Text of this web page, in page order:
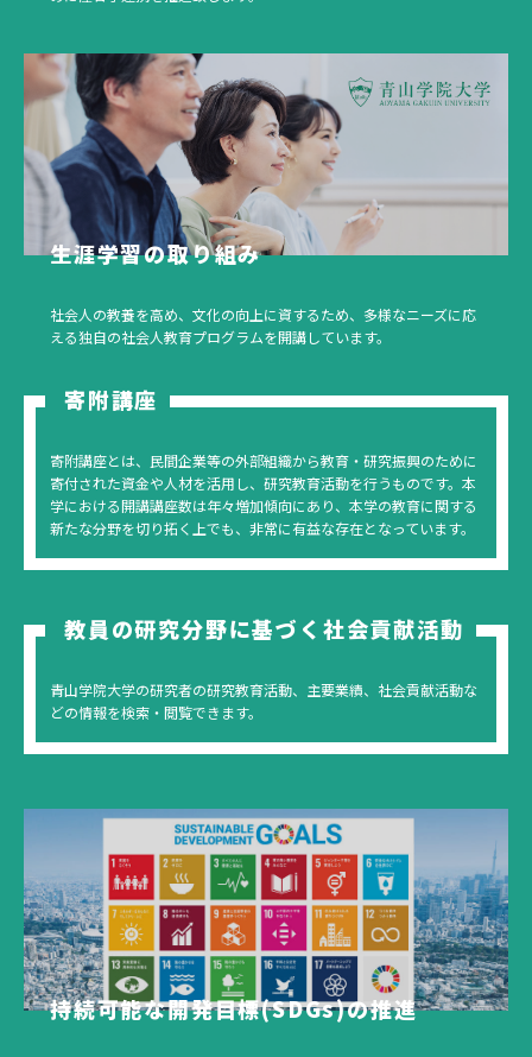
生涯学習の取り組み
社会人の教養を高め、文化の向上に資するため、多様なニーズに応
える独自の社会人教育プログラムを開講しています。
寄附講座
寄附講座とは、民間企業等の外部組織から教育・研究振興のために
寄付された資金や人材を活用し、研究教育活動を行うものです。本
学における開講講座数は年々増加傾向にあり、本学の教育に関する
新たな分野を切り拓く上でも、非常に有益な存在となっています。
教員の研究分野に基づく社会貢献活動
青山学院大学の研究者の研究教育活動、主要業績、社会貢献活動な
どの情報を検索・閲覧できます。
持続可能な開発目標(SDGs)の推進